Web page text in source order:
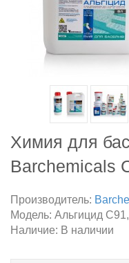
Химия для
Barchemicals
Производитель:
Модель: Альгицид
Наличие: В наличии